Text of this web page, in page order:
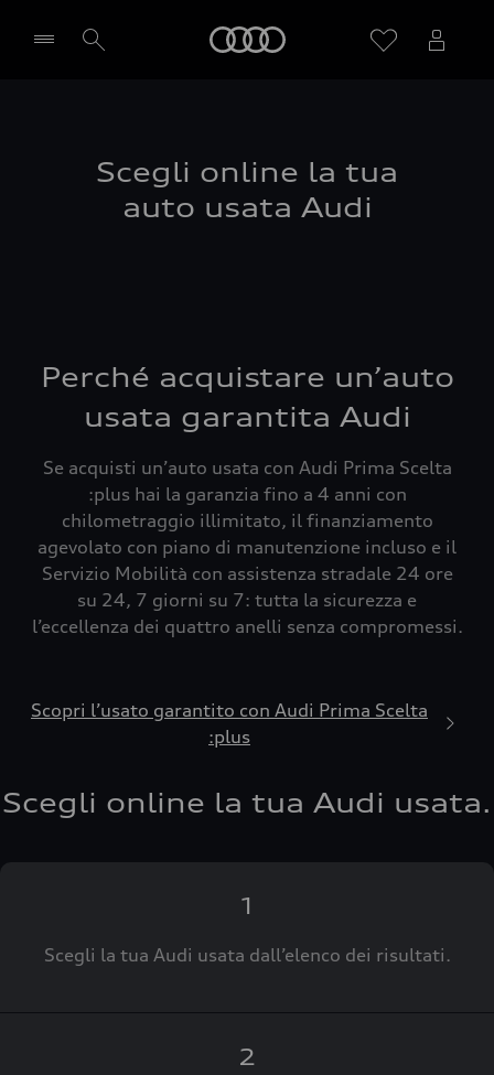
Scegli online la tua
auto usata Audi
Perché acquistare un’auto
usata garantita Audi
Se acquisti un’auto usata con Audi Prima Scelta
:plus hai la garanzia fino a 4 anni con
chilometraggio illimitato, il finanziamento
agevolato con piano di manutenzione incluso e il
Servizio Mobilità con assistenza stradale 24 ore
su 24, 7 giorni su 7: tutta la sicurezza e
l’eccellenza dei quattro anelli senza compromessi.
Scopri l’usato garantito con Audi Prima Scelta
:plus
Scegli online la tua Audi usata.
1
Scegli la tua Audi usata dall’elenco dei risultati.
2